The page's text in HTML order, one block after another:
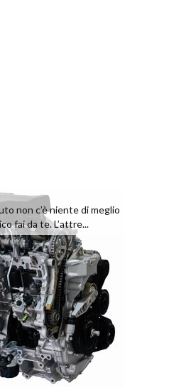
non c’è niente di meglio
fai da te. L’attre...